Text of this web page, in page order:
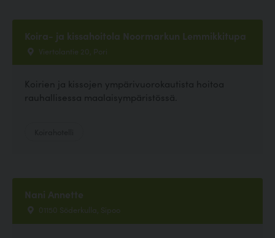
Koira- ja kissahoitola Noormarkun Lemmikkitupa
Viertolantie 20, Pori
Koirien ja kissojen ympärivuorokautista hoitoa
rauhallisessa maalaisympäristössä.
Nani Annette
01150 Söderkulla, Sipoo